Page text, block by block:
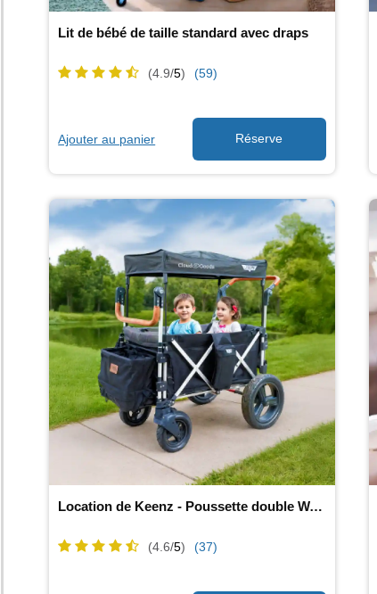
Lit de bébé de taille standard avec draps
(4.9/5) (59)
Ajouter au panier
Location de Keenz - Poussette double Wagon
(4.6/5) (37)